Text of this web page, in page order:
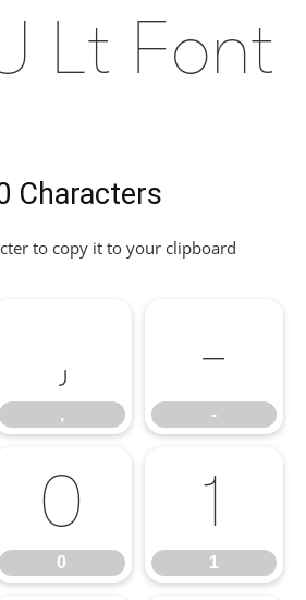
Lt Font
Characters
to copy it to your clipboard
,
,
-
-
0
0
1
1